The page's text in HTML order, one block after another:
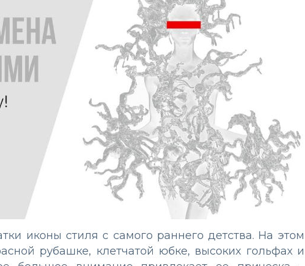
иконы стиля с самого раннего детства. На этом
рубашке, клетчатой юбке, высоких гольфах и